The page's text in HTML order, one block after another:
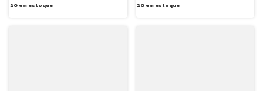
20em estoque 20 em estoque